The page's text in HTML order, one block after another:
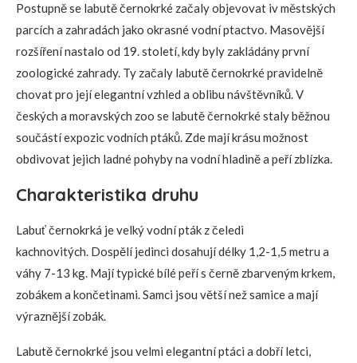
Postupně se labutě černokrké začaly objevovat iv městských
parcích a zahradách jako okrasné vodní ptactvo. Masovější
rozšíření nastalo od 19. století, kdy byly zakládány první
zoologické zahrady. Ty začaly labutě černokrké pravidelně
chovat pro její elegantní vzhled a oblibu návštěvníků. V
českých a moravských zoo se labutě černokrké staly běžnou
součástí expozic vodních ptáků. Zde mají krásu možnost
obdivovat jejich ladné pohyby na vodní hladině a peří zblízka.
Charakteristika druhu
Labuť černokrká je velký vodní pták z čeledi
kachnovitých. Dospělí jedinci dosahují délky 1,2-1,5 metru a
váhy 7-13 kg. Mají typické bílé peří s černě zbarveným krkem,
zobákem a končetinami. Samci jsou větší než samice a mají
výraznější zobák.
Labutě černokrké jsou velmi elegantní ptáci a dobří letci,